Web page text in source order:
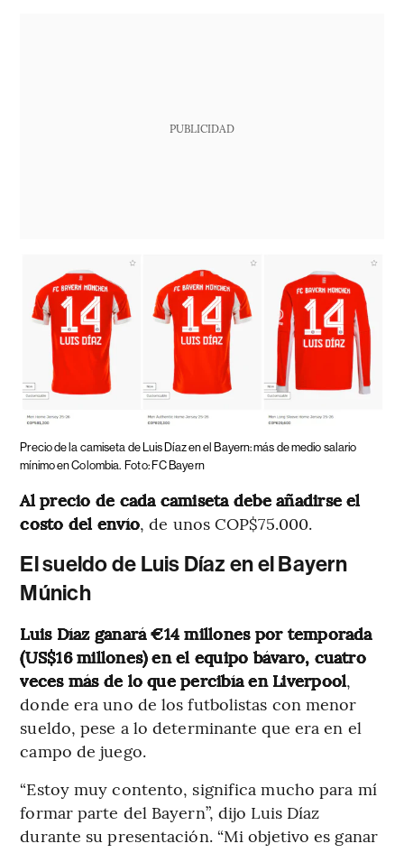
PUBLICIDAD
Precio de la camiseta de Luis Díaz en el Bayern: más de medio salario
mínimo en Colombia. Foto: FC Bayern
Al precio de cada camiseta debe añadirse el
costo del envío, de unos COP$75.000.
El sueldo de Luis Díaz en el Bayern
Múnich
Luis Díaz ganará €14 millones por temporada
(US$16 millones) en el equipo bávaro, cuatro
veces más de lo que percibía en Liverpool,
donde era uno de los futbolistas con menor
sueldo, pese a lo determinante que era en el
campo de juego.
“Estoy muy contento, significa mucho para mí
formar parte del Bayern”, dijo Luis Díaz
durante su presentación. “Mi objetivo es ganar